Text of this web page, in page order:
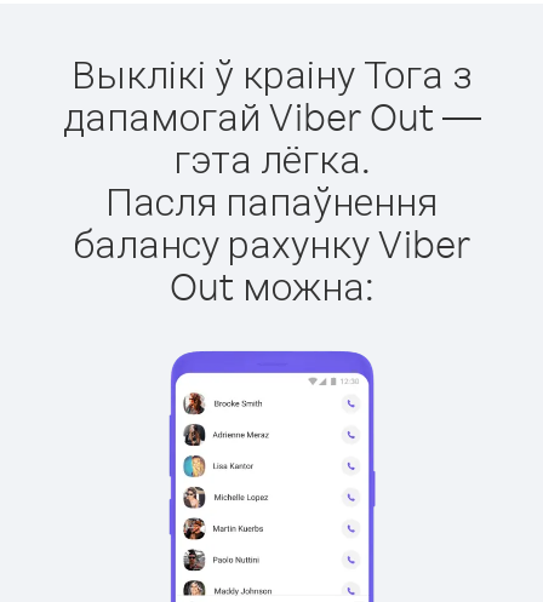
Выклікі ў краіну Тога з
дапамогай Viber Out —
гэта лёгка.
Пасля папаўнення
балансу рахунку Viber
Out можна: